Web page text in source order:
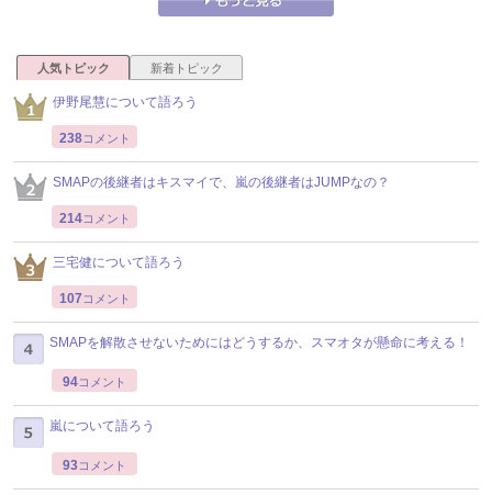
人気トピック 新着トピック
伊野尾慧について語ろう
238コメント
SMAPの後継者はキスマイで、嵐の後継者はJUMPなの？
214コメント
三宅健について語ろう
107 コメント
SMAPを解散させないためにはどうするか、スマオタが懸命に考える！
94コメント
嵐について語ろう
93コメント